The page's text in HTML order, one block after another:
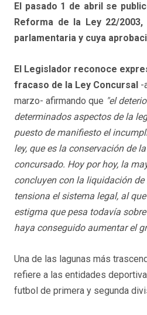
El pasado 1 de abril se
Reforma de la Ley 22/
parlamentaria y cuya
El Legislador reconoce
fracaso de la Ley Concursal -
marzo- afirmando que "el
determinados aspectos de la
puesto de manifiesto el
ley, que es la conservación de
concursado. Hoy por hoy, la
concluyen con la liquidación de
tensiona el sistema legal, al
estigma que pesa todavía
haya conseguido aumentar el
Una de las lagunas más
refiere a las entidades
futbol de primera y segunda